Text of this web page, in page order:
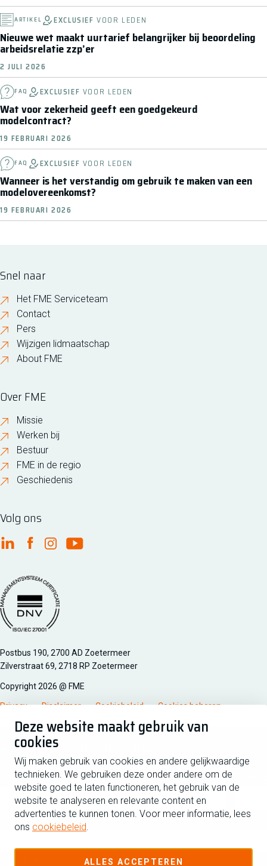
Deze website maakt gebruik van
cookies
Wij maken gebruik van cookies en andere gelijkwaardige
technieken. We gebruiken deze onder andere om de
website goed te laten functioneren, het gebruik van de
website te analyseren en relevante content en
advertenties te kunnen tonen. Voor meer informatie, lees
ons cookiebeleid.
ALLES ACCEPTEREN
ARTIKEL EXCLUSIEFVOOR LEDEN
Nieuwe wet maakt uurtarief belangrijker bij beoordeling
arbeidsrelatie zzp’er
2 JULI 2026
FAQ EXCLUSIEF VOOR LEDEN
Wat voor zekerheid geeft een goedgekeurd
modelcontract?
19 FEBRUARI 2026
FAQ EXCLUSIEF VOOR LEDEN
Wanneer is het verstandig om gebruik te maken van een
modelovereenkomst?
19 FEBRUARI 2026
Snel naar
Het FME Serviceteam
Contact
Pers
Wijzigen lidmaatschap
About FME
Over FME
Missie
Werken bij
Bestuur
FME in de regio
Geschiedenis
Volg ons
FME Linkedin
FME Facebook
FME Instagram
FME Youtube
Managementsyteem certificatie DNV iso/iec 27001
Postbus 190, 2700 AD Zoetermeer
Zilverstraat 69, 2718 RP Zoetermeer
Copyright 2026 @ FME
Privacy Disclaimer Cookiebeleid Cookies beheren
Schrijf je in voor de nieuwsbrief
Voornaam
Achternaam